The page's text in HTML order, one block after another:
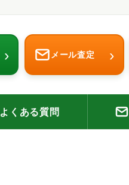
› メール査定 ›
よくある質問